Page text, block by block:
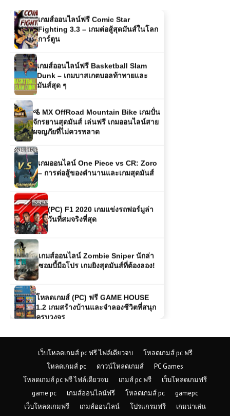
เกมส์ออนไลน์ฟรี Basketball Slam
Dunk – เกมบาสเกตบอลท้าทายและ
มันส์สุด ๆ
🚵 MX OffRoad Mountain Bike เกมปั่น
จักรยานสุดมันส์ เล่นฟรี เกมออนไลน์สาย
ผจญภัยที่ไม่ควรพลาด
เกมออนไลน์ One Piece vs CR: Zoro
– การต่อสู้ของตำนานและเกมสุดมันส์
(PC) F1 2020 เกมแข่งรถฟอร์มูล่า
วันที่สมจริงที่สุด
เกมส์ออนไลน์ Zombie Sniper นักล่า
ซอมบี้มือโปร เกมยิงสุดมันส์ที่ต้องลอง!
โหลดเกมส์ (PC) ฟรี GAME HOUSE
1.2 เกมสร้างบ้านและจำลองชีวิตที่สนุก
ครบวงจร
เกมส์ออนไลน์ฟรี King of Fighters
Wing EX – ศึกไฟท์ติ้งสุดมันส์ที่รวมเหล่า
นักสู้ในตำนาน
เล่นเกมส์ออนไลน์ฟรี Tractor Farming
Simulator รีวิวเกม สายเกษตรขวัญใจ
คนเล่นมือถือและพีซี
เกมส์ออนไลน์ฟรี MX OffRoad
Mountain Bike ผจญภัยบนเส้นทางสุด
เว็บโหลดเกมส์ pc ฟรี ไฟล์เดียวจบ
โหลดเกมส์ pc ฟรี
โหลดเกมส์ pc
ดาวน์โหลดเกมส์
PC Games
โหลดเกมส์ pc ฟรี ไฟล์เดียวจบ
เกมส์ pc ฟรี
เว็บโหลดเกมฟรี
game pc
เกมส์ออนไลน์ฟรี โหลดเกมส์ pc
gamepc
เว็บโหลดเกมฟรี
เกมส์ออนไลน์ โปรแกรมฟรี
เกมน่าเล่น